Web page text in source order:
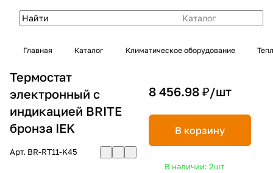
Каталог
Главная Каталог Климатическое оборудование
Термостат
электронный с
индикацией BRITE
бронза IEK
Арт. BR-RT11-K45
8 456.98 ₽/шт
В корзину
В наличии: 2шт